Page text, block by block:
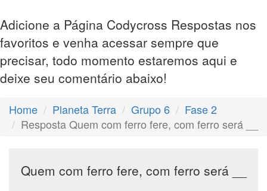
Adicione a Página Codycross Respostas nos
favoritos e venha acessar sempre que
precisar, todo momento estaremos aqui e
deixe seu comentário abaixo!
Home Planeta Terra Grupo 6
Fase 2
Resposta Quem com ferro fere, com ferro será __
Quem com ferro fere, com ferro será __